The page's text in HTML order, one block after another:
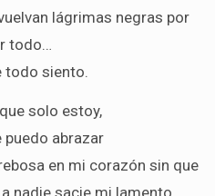
lágrimas negras por
todo…
todo siento.
solo estoy,
puedo abrazar
en mi corazón sin que
nadie sacie mi lamento.